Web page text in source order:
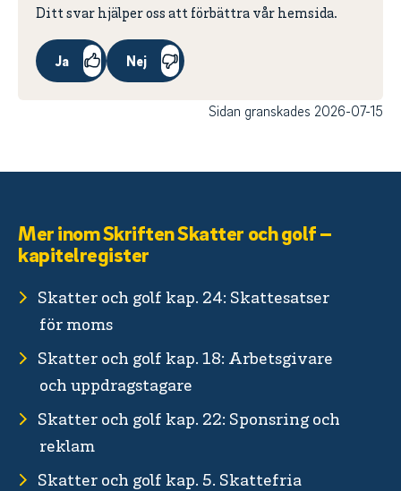
Ditt svar hjälper oss att förbättra vår hemsida.
Ja Nej
Sidan granskades 2026-07-15
Mer inom Skriften Skatter och golf –
kapitelregister
Skatter och golf kap. 24: Skattesatser
för moms
Skatter och golf kap. 18: Arbetsgivare
och uppdragstagare
Skatter och golf kap. 22: Sponsring och
reklam
Skatter och golf kap. 5. Skattefria